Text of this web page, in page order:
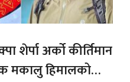
शेर्पा अर्को कीर्तिमान
मकालु हिमालको